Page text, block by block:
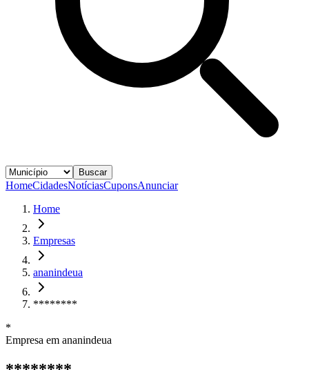
Buscar
HomeCidadesNotíciasCuponsAnunciar
Home
Empresas
ananindeua
********
*
Empresa em ananindeua